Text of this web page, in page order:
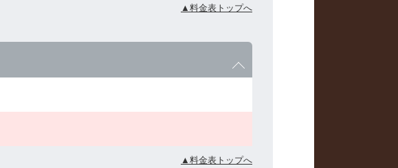
▲料金表トップへ
▲料金表トップへ